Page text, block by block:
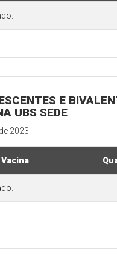
E
UBS SEDE
2023
Vacina